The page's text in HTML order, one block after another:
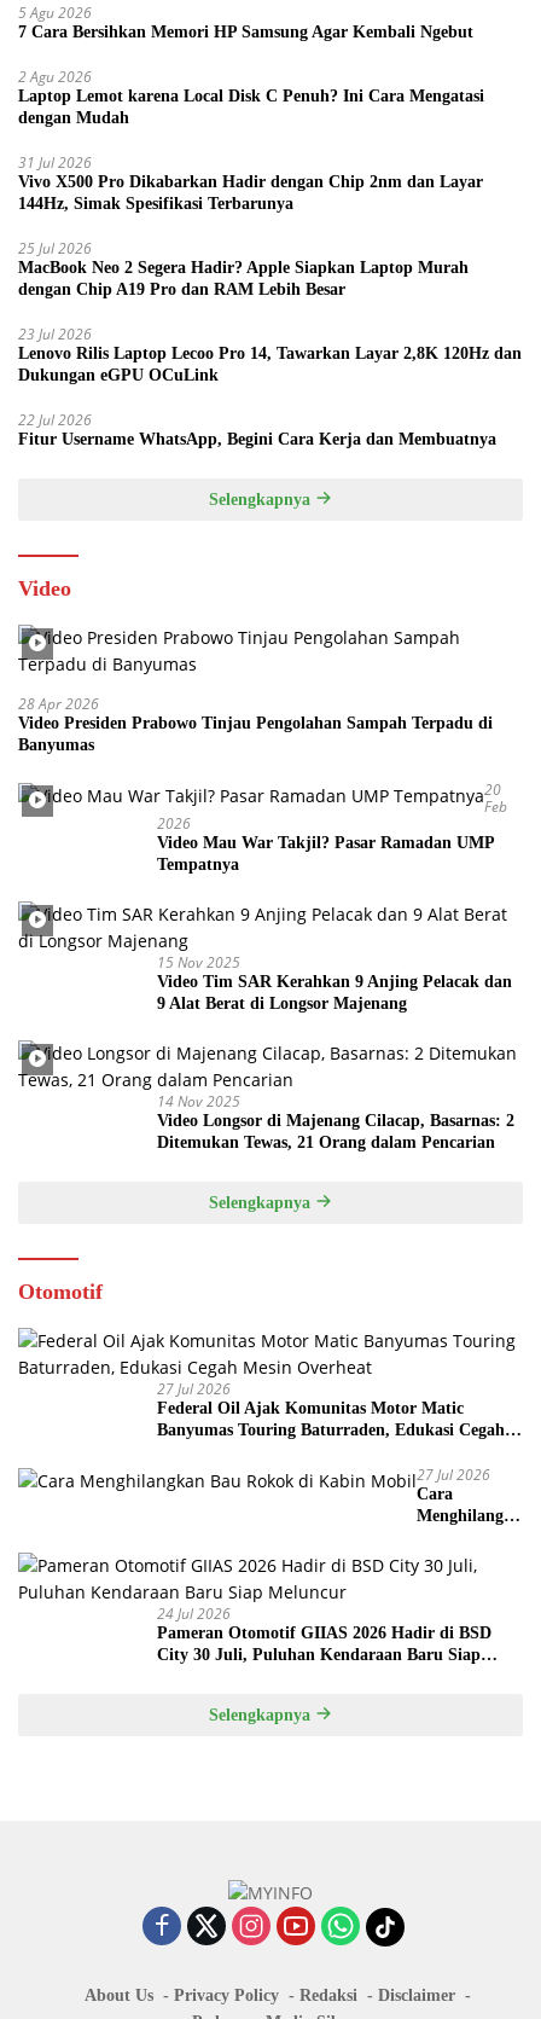
5 Agu 2026
7 Cara Bersihkan Memori HP Samsung Agar Kembali Ngebut
2 Agu 2026
Laptop Lemot karena Local Disk C Penuh? Ini Cara Mengatasi
dengan Mudah
31 Jul 2026
Vivo X500 Pro Dikabarkan Hadir dengan Chip 2nm dan Layar
144Hz, Simak Spesifikasi Terbarunya
25 Jul 2026
MacBook Neo 2 Segera Hadir? Apple Siapkan Laptop Murah
dengan Chip A19 Pro dan RAM Lebih Besar
23 Jul 2026
Lenovo Rilis Laptop Lecoo Pro 14, Tawarkan Layar 2,8K 120Hz dan
Dukungan eGPU OCuLink
22 Jul 2026
Fitur Username WhatsApp, Begini Cara Kerja dan Membuatnya
Selengkapnya
Video
28 Apr 2026
Video Presiden Prabowo Tinjau Pengolahan Sampah Terpadu di
Banyumas
20
Feb
2026
Video Mau War Takjil? Pasar Ramadan UMP
Tempatnya
15 Nov 2025
Video Tim SAR Kerahkan 9 Anjing Pelacak dan
9 Alat Berat di Longsor Majenang
14 Nov 2025
Video Longsor di Majenang Cilacap, Basarnas: 2
Ditemukan Tewas, 21 Orang dalam Pencarian
Selengkapnya
Otomotif
27 Jul 2026
Federal Oil Ajak Komunitas Motor Matic
Banyumas Touring Baturraden, Edukasi Cegah
27 Jul 2026
Cara
Menghilangka
di Kabin
Mobil
24 Jul 2026
Pameran Otomotif GIIAS 2026 Hadir di BSD
City 30 Juli, Puluhan Kendaraan Baru Siap
Selengkapnya
About Us Privacy Policy Redaksi
Disclaimer